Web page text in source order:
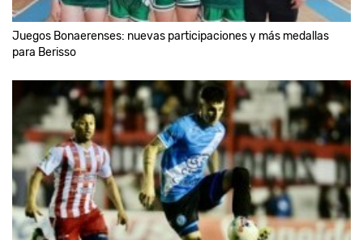
Juegos Bonaerenses: nuevas participaciones y más medallas
para Berisso